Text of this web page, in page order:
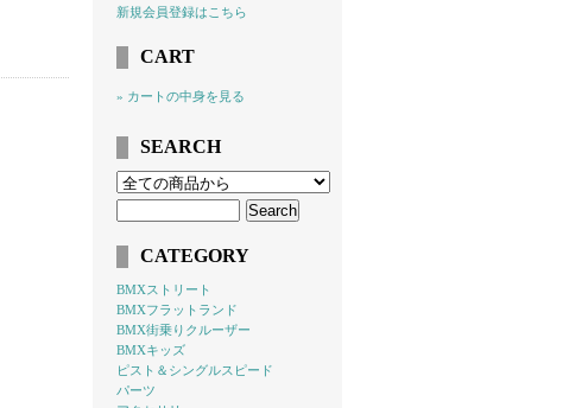
新規会員登録はこちら
CART
» カートの中身を見る
SEARCH
CATEGORY
BMXストリート
BMXフラットランド
BMX街乗りクルーザー
BMXキッズ
ピスト＆シングルスピード
パーツ